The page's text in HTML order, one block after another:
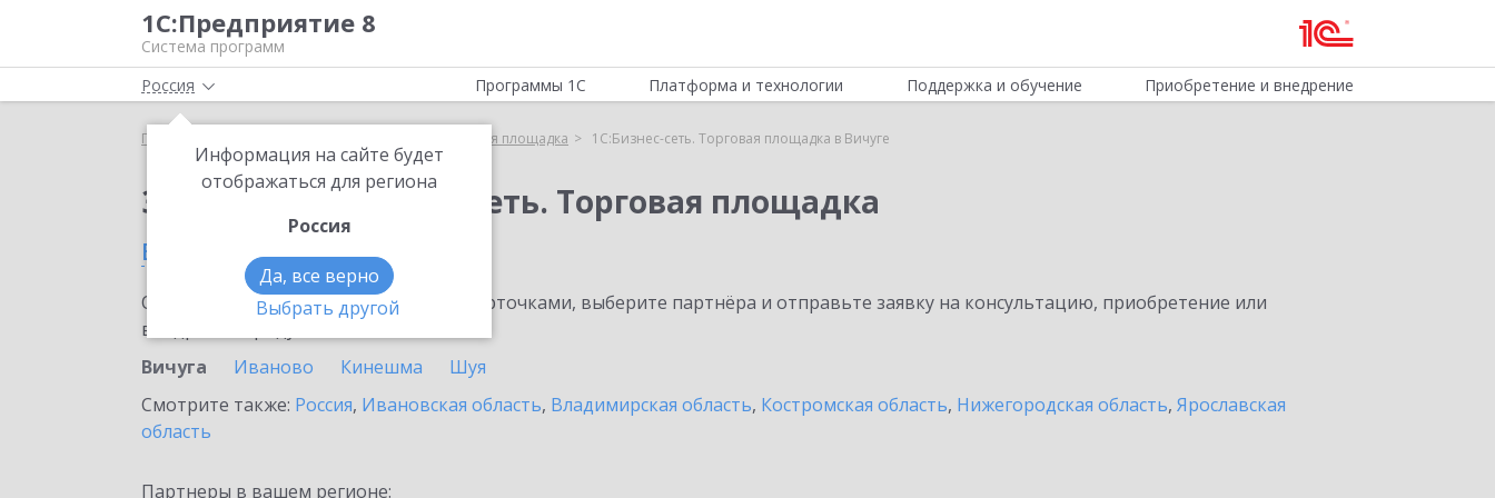
1С:Предприятие 8
Система программ
Россия
Информация на сайте будет
отображаться для региона
Россия
Да, все верно
Выбрать другой
Программы 1С Платформа и технологии Поддержка и обучение Приобретение и внедрение
Главная 1С:Бизнес-сеть. Торговая площадка 1С:Бизнес-сеть. Торговая площадка в Вичуге
Заказать 1С:Бизнес-сеть. Торговая площадка
в Вичуге
Ознакомьтесь с информационными карточками, выберите партнёра и отправьте заявку на консультацию, приобретение или
внедрение продукта.
Вичуга
Иваново Кинешма
Шуя
Смотрите также: Россия, Ивановская область, Владимирская область, Костромская область, Нижегородская область, Ярославская
область
Партнеры в вашем регионе: